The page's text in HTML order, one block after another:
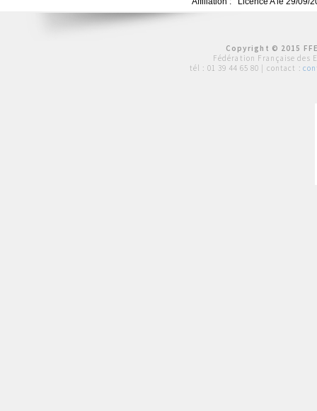
Copyright © 2015
Fédération Française des
tél : 01 39 44 65 80 | contact :